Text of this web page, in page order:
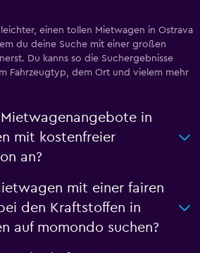
einen tollen Mietwagen in Ostrava
du deine Suche mit einer großen
Du kanns so die Suchergebnisse
Fahrzeugtyp, dem Ort und vielem mehr
in
mit kostenfreier
an?
mit einer fairen
den Kraftstoffen in
auf momondo suchen?